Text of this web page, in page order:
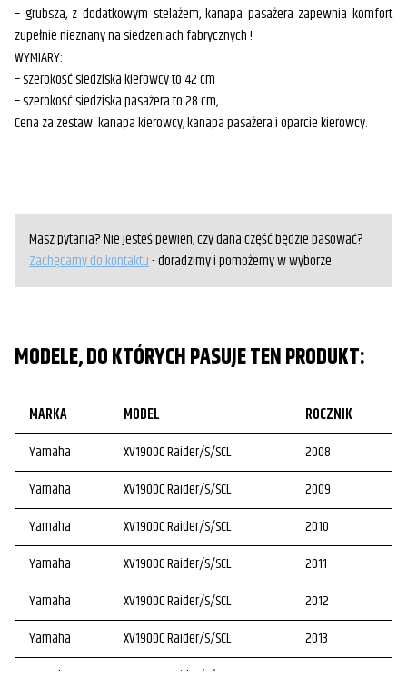
– grubsza, z dodatkowym stelażem, kanapa pasażera zapewnia komfort
zupełnie nieznany na siedzeniach fabrycznych !
WYMIARY:
– szerokość siedziska kierowcy to 42 cm
– szerokość siedziska pasażera to 28 cm,
Cena za zestaw: kanapa kierowcy, kanapa pasażera i oparcie kierowcy.
Masz pytania? Nie jesteś pewien, czy dana część będzie pasować?
Zachęcamy do kontaktu- doradzimy i pomożemy w wyborze.
MODELE, DO KTÓRYCH PASUJE TEN PRODUKT:
MARKA MODEL
ROCZNIK
Yamaha
XV1900C Raider/S/SCL
2008
Yamaha
XV1900C Raider/S/SCL
2009
Yamaha
XV1900C Raider/S/SCL
2010
Yamaha
XV1900C Raider/S/SCL
2011
Yamaha
XV1900C Raider/S/SCL
2012
Yamaha
XV1900C Raider/S/SCL
2013
Yamaha
XV1900C Raider/S/SCL